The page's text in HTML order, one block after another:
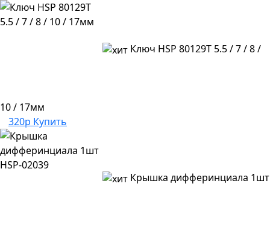
Ключ HSP 80129T 5.5 / 7 / 8 /
10 / 17мм
320р Купить
Крышка дифферинциала 1шт